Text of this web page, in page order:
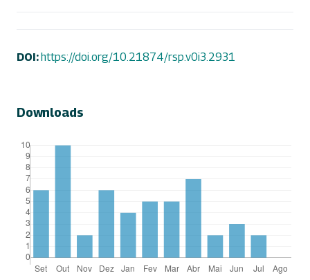
DOI:https://doi.org/10.21874/rsp.v0i3.2931
Downloads